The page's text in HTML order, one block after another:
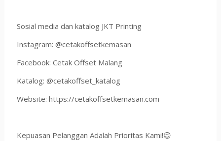
Sosial media dan katalog JKT Printing
Instagram: @cetakoffsetkemasan
Facebook: Cetak Offset Malang
Katalog: @cetakoffset_katalog
Website: https://cetakoffsetkemasan.com
Kepuasan Pelanggan Adalah Prioritas Kami!😉